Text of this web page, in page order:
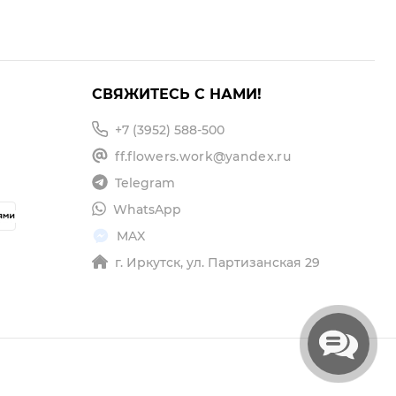
СВЯЖИТЕСЬ С НАМИ!
+7 (3952) 588-500
ff.flowers.work@yandex.ru
Telegram
WhatsApp
MAX
г. Иркутск, ул. Партизанская 29